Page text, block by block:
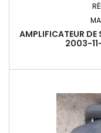
AMPLIFICATEUR
2003-